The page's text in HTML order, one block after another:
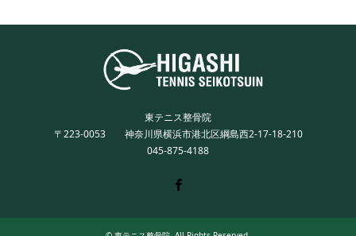
東テニス整骨院
〒223-0053 神奈川県横浜市港北区綱島西2-17-18-210
045-875-4188